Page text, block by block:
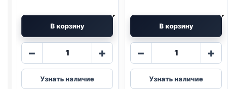
В корзину
−
Количество
AlphaPet
влаж.
+
Узнать наличие
В корзину
−
Количество
Blitz
(КУРИЦА,
+
Узнать наличие